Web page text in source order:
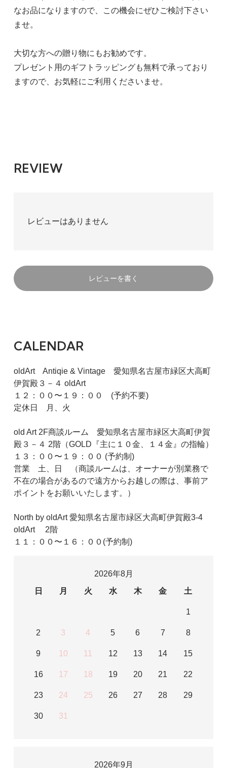
なお品になりますので、この機会にぜひご検討下さい
ませ。
大切な方への贈り物にもお勧めです。
プレゼント用のギフトラッピングも無料で承っており
ますので、お気軽にご利用くださいませ。
REVIEW
レビューはありません
レビューを書く
CALENDAR
oldArt Antiqie & Vintage 愛知県名古屋市緑区大高町
伊賀殿３－４ oldArt
１２：００〜１９：００ (予約不要)
定休日 月、火
old Art 2F商談ルーム 愛知県名古屋市緑区大高町伊賀
殿３－４ 2階（GOLD『主に１０金、１４金』の指輪）
１３：００〜１９：００ (予約制)
営業 土、日 （商談ルームは、オーナーが別業務で
不在の場合があるので遠方からお越しの際は、事前ア
ポイントをお願いいたします。）
North by oldArt 愛知県名古屋市緑区大高町伊賀殿3-4
oldArt 2階
１１：００〜１６：００(予約制)
2026年8月
日
月 火 水 木 金 土
1
2 3 4 5 6 7 8
9 10 11 12 13 14 15
16 17 18 19 20 21 22
23 24 25 26 27 28 29
30 31
2026年9月